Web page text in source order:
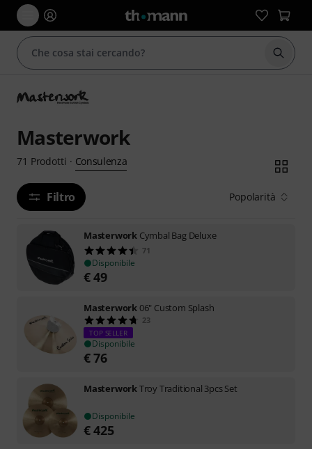
Masterwork
71 Prodotti · Consulenza
Filtro Popolarità
Masterwork Cymbal Bag Deluxe
71
Disponibile
€49
Masterwork 06" Custom Splash
23
TOP SELLER
Disponibile
€76
MasterworkTroy Traditional 3pcs Set
Disponibile
€425